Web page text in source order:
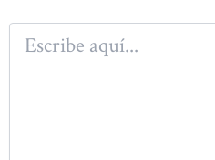
Escribe
aquí...